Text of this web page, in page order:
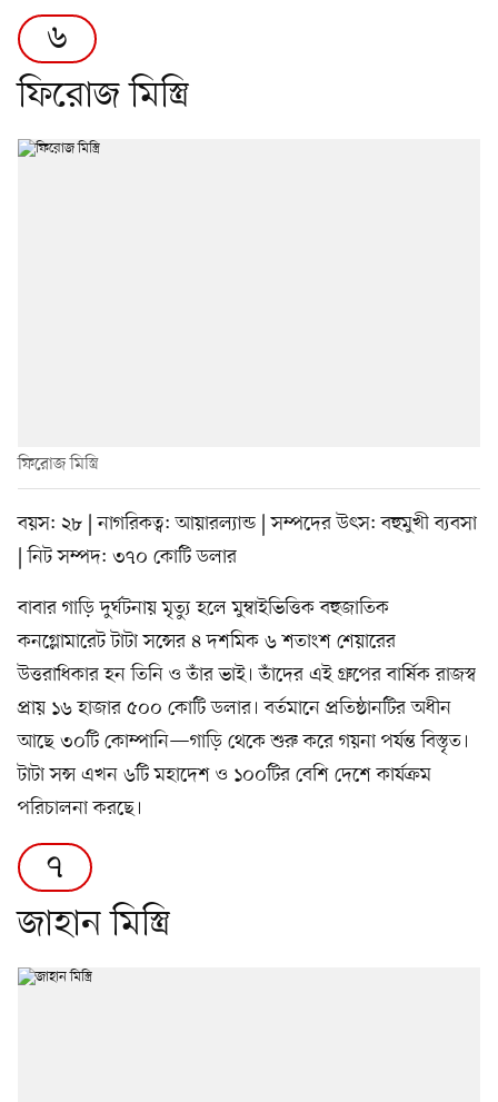
৬
ফিরোজ মিস্ত্রি
ফিরোজ মিস্ত্রি
বয়স: ২৮ | নাগরিকত্ব: আয়ারল্যান্ড | সম্পদের উৎস: বহুমুখী ব্যবসা
| নিট সম্পদ: ৩৭০ কোটি ডলার
বাবার গাড়ি দুর্ঘটনায় মৃত্যু হলে মুম্বাইভিত্তিক বহুজাতিক
কনগ্লোমারেট টাটা সন্সের ৪ দশমিক ৬ শতাংশ শেয়ারের
উত্তরাধিকার হন তিনি ও তাঁর ভাই। তাঁদের এই গ্রুপের বার্ষিক রাজস্ব
প্রায় ১৬ হাজার ৫০০ কোটি ডলার। বর্তমানে প্রতিষ্ঠানটির অধীন
আছে ৩০টি কোম্পানি—গাড়ি থেকে শুরু করে গয়না পর্যন্ত বিস্তৃত।
টাটা সন্স এখন ৬টি মহাদেশ ও ১০০টির বেশি দেশে কার্যক্রম
পরিচালনা করছে।
৭
জাহান মিস্ত্রি